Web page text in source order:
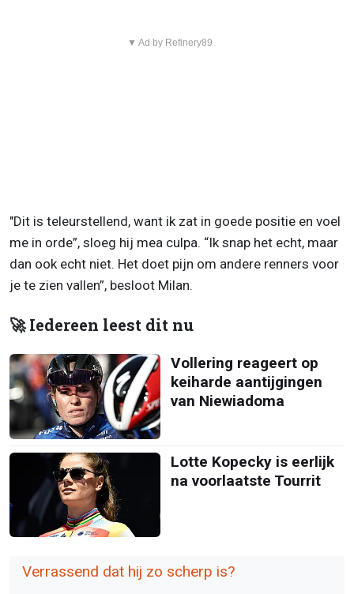
▼ Ad by Refinery89
"Dit is teleurstellend, want ik zat in goede positie en voel
me in orde”, sloeg hij mea culpa. “Ik snap het echt, maar
dan ook echt niet. Het doet pijn om andere renners voor
je te zien vallen”, besloot Milan.
🚀 Iedereen leest dit nu
Vollering reageert op
keiharde aantijgingen
van Niewiadoma
Lotte Kopecky is eerlijk
na voorlaatste Tourrit
Verrassend dat hij zo scherp is?